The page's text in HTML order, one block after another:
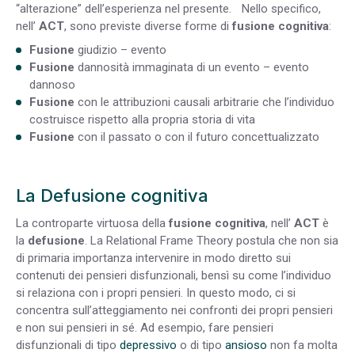
“alterazione” dell’esperienza nel presente. Nello specifico,
nell’ ACT, sono previste diverse forme difusione cognitiva:
Fusione giudizio – evento
Fusione dannosità immaginata di un evento – evento
dannoso
Fusione con le attribuzioni causali arbitrarie che l’individuo
costruisce rispetto alla propria storia di vita
Fusione con il passato o con il futuro concettualizzato
La Defusione cognitiva
La controparte virtuosa dellafusione cognitiva, nell’ ACT è
la defusione. La Relational Frame Theory postula che non sia
di primaria importanza intervenire in modo diretto sui
contenuti dei pensieri disfunzionali, bensì su come l’individuo
si relaziona con i propri pensieri. In questo modo, ci si
concentra sull’atteggiamento nei confronti dei propri pensieri
e non sui pensieri in sé. Ad esempio, fare pensieri
disfunzionali di tipo depressivo o di tipo ansioso non fa molta